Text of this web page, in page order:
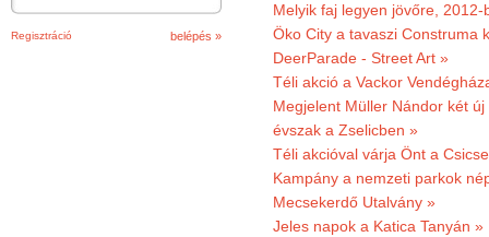
Regisztráció
Melyik faj legyen jövőre,
Öko City a tavaszi Construma
DeerParade - Street Art »
Téli akció a Vackor
Megjelent Müller Nándor két
évszak a Zselicben »
Téli akcióval várja Önt a
Kampány a nemzeti parkok
Mecsekerdő Utalvány »
Jeles napok a Katica Tanyán »